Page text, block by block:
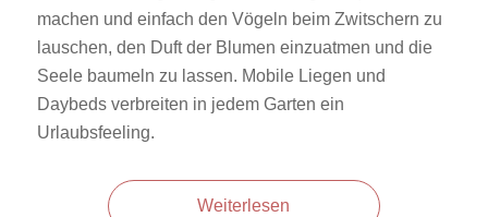
machen und einfach den Vögeln beim Zwitschern zu
lauschen, den Duft der Blumen einzuatmen und die
Seele baumeln zu lassen. Mobile Liegen und
Daybeds verbreiten in jedem Garten ein
Urlaubsfeeling.
Weiterlesen